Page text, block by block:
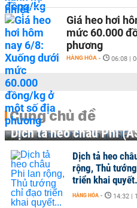
Giá heo hơi
mức 60.000
phương
HÀNG HÓA - 06:08 |
Cùng chủ đề
Dịch tả heo châu Phi
Dịch tả heo
rộng, Thủ
triển khai
HÀNG HÓA - 14:32 |